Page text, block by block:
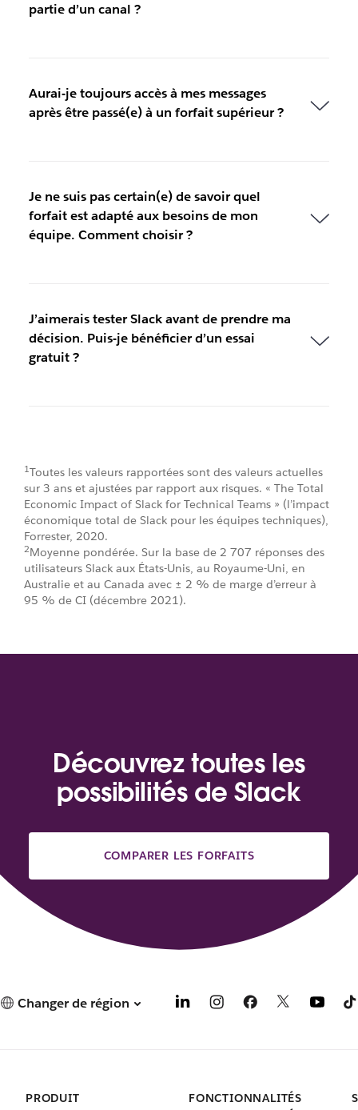
partie d’un canal ?
Aurai-je toujours accès à mes messages
après être passé(e) à un forfait supérieur ?
Je ne suis pas certain(e) de savoir quel
forfait est adapté aux besoins de mon
équipe. Comment choisir ?
J’aimerais tester Slack avant de prendre ma
décision. Puis-je bénéficier d’un essai
gratuit ?
1Toutes les valeurs rapportées sont des valeurs actuelles
sur 3 ans et ajustées par rapport aux risques. « The Total
Economic Impact of Slack for Technical Teams » (l’impact
économique total de Slack pour les équipes techniques),
Forrester, 2020.
2Moyenne pondérée. Sur la base de 2 707 réponses des
utilisateurs Slack aux États-Unis, au Royaume-Uni, en
Australie et au Canada avec ± 2 % de marge d’erreur à
95 % de CI (décembre 2021).
Découvrez toutes les
possibilités de Slack
COMPARER LES FORFAITS
Changer de région
PRODUIT
FONCTIONNALITÉS